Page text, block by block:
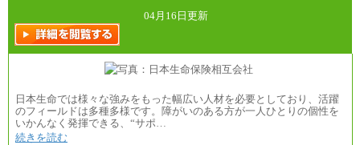
04月16日更新
日本生命では様々な強みをもった幅広い人材を必要としており、活躍
のフィールドは多種多様です。障がいのある方が一人ひとりの個性を
いかんなく発揮できる、“サポ…
続きを読む